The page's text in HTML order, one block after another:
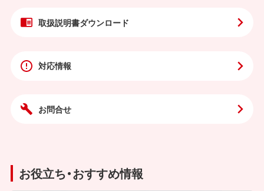
取扱説明書ダウンロード
対応情報
お問合せ
お役立ち・おすすめ情報